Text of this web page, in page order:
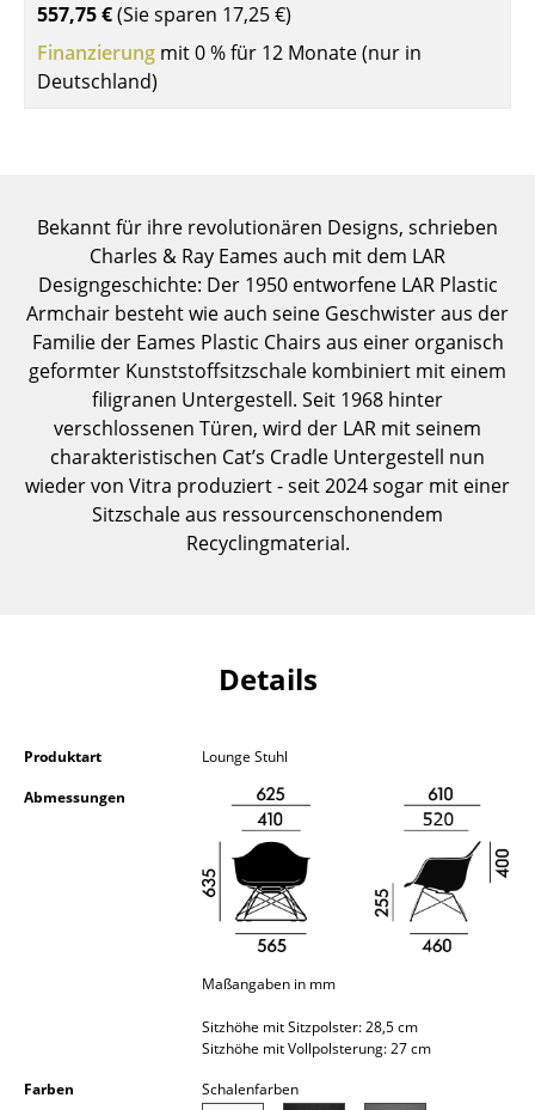
Aufbewahren
Regale & Schränke
Sideboards & Kommoden
TV Möbel
Beistell- & Rollcontainer
Barmöbel
Garderoben
Kleinaufbewahrung
Einzelteile
Hängeleuchten & Deckenleuchten
Schreibtischleuchten
Stehleuchten & Leseleuchten
557,75 €(Sie sparen 17,25 €)
Finanzierung mit 0 % für 12 Monate (nur in
Deutschland)
Bekannt für ihre revolutionären Designs, schrieben
Charles & Ray Eames auch mit dem LAR
Designgeschichte: Der 1950 entworfene LAR Plastic
Armchair besteht wie auch seine Geschwister aus der
Familie der Eames Plastic Chairs aus einer organisch
geformter Kunststoffsitzschale kombiniert mit einem
filigranen Untergestell. Seit 1968 hinter
verschlossenen Türen, wird der LAR mit seinem
charakteristischen Cat’s Cradle Untergestell nun
wieder von Vitra produziert - seit 2024 sogar mit einer
Sitzschale aus ressourcenschonendem
Recyclingmaterial.
Details
Produktart
Lounge Stuhl
Abmessungen
Maßangaben in mm
Sitzhöhe mit Sitzpolster: 28,5 cm
Sitzhöhe mit Vollpolsterung: 27 cm
Farben Schalenfarben